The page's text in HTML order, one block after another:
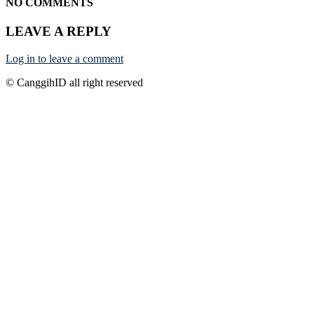
NO COMMENTS
LEAVE A REPLY
Log in to leave a comment
© CanggihID all right reserved